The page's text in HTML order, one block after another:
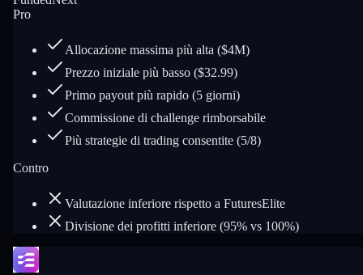
Pro
Allocazione massima più alta ($4M)
Prezzo iniziale più basso ($32.99)
Primo payout più rapido (5 giorni)
Commissione di challenge rimborsabile
Più strategie di trading consentite (5/8)
Contro
Valutazione inferiore rispetto a FuturesElite
Divisione dei profitti inferiore (95% vs 100%)